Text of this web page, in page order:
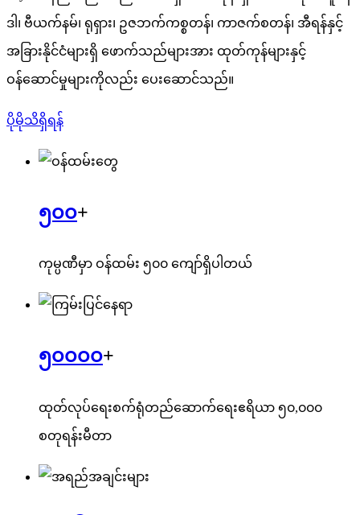
ဒါ၊ ဗီယက်နမ်၊ ရုရှား၊ ဥဇဘက်ကစ္စတန်၊ ကာဇက်စတန်၊ အီရန်နှင့်
အခြားနိုင်ငံများရှိ ဖောက်သည်များအား ထုတ်ကုန်များနှင့်
ဝန်ဆောင်မှုများကိုလည်း ပေးဆောင်သည်။
ပိုမိုသိရှိရန်
၅၀၀+
ကုမ္ပဏီမှာ ဝန်ထမ်း ၅၀၀ ကျော်ရှိပါတယ်
၅၀၀၀၀+
ထုတ်လုပ်ရေးစက်ရုံတည်ဆောက်ရေးဧရိယာ ၅၀,၀၀၀
စတုရန်းမီတာ